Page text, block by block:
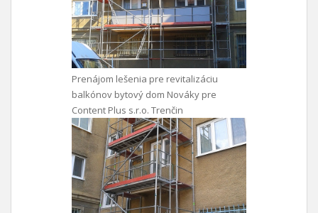
Prenájom lešenia pre revitalizáciu
balkónov bytový dom Nováky pre
Content Plus s.r.o. Trenčin